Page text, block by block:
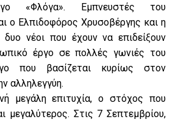
«Φλόγα». Εμπνευστές του
ο Ελπιδοφόρος Χρυσοβέργης και η
νέοι που έχουν να επιδείξουν
έργο σε πολλές γωνιές του
που βασίζεται κυρίως στον
αλληλεγγύη.
μεγάλη επιτυχία, ο στόχος που
μεγαλύτερος. Στις 7 Σεπτεμβρίου,